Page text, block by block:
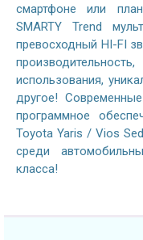
смартфоне или
SMARTY Trend
превосходный HI-FI
использования,
другое!
программное
Toyota Yaris / Vios
среди
класса!